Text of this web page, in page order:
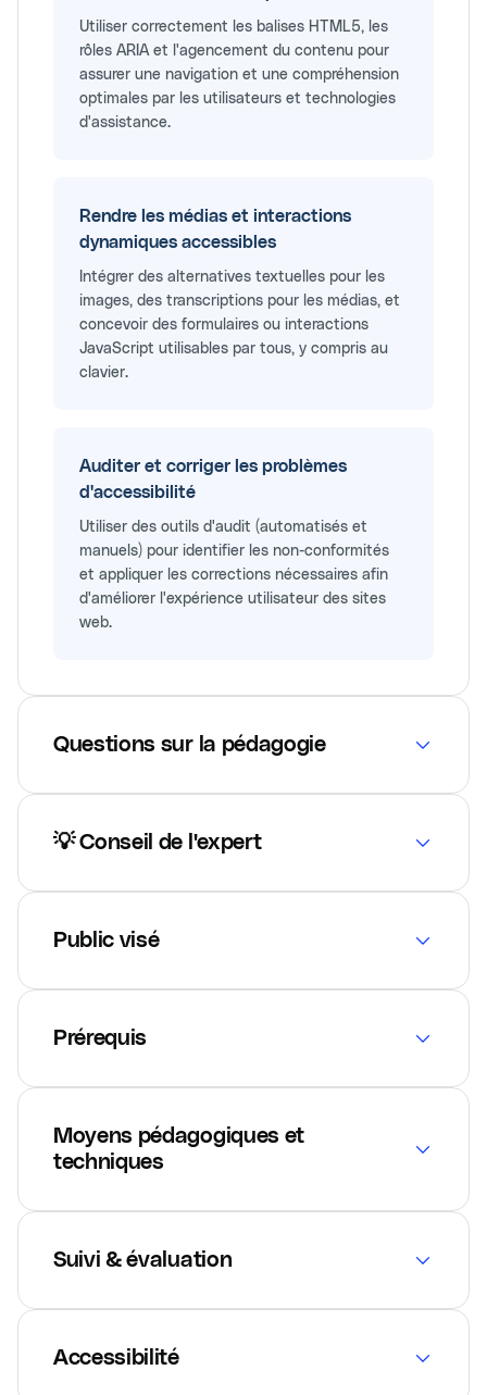
Utiliser correctement les balises HTML5, les
rôles ARIA et l'agencement du contenu pour
assurer une navigation et une compréhension
optimales par les utilisateurs et technologies
d'assistance.
Rendre les médias et interactions
dynamiques accessibles
Intégrer des alternatives textuelles pour les
images, des transcriptions pour les médias, et
concevoir des formulaires ou interactions
JavaScript utilisables par tous, y compris au
clavier.
Auditer et corriger les problèmes
d'accessibilité
Utiliser des outils d'audit (automatisés et
manuels) pour identifier les non-conformités
et appliquer les corrections nécessaires afin
d'améliorer l'expérience utilisateur des sites
web.
Questions sur la pédagogie
💡 Conseil de l'expert
Public visé
Prérequis
Moyens pédagogiques et
techniques
Suivi & évaluation
Accessibilité